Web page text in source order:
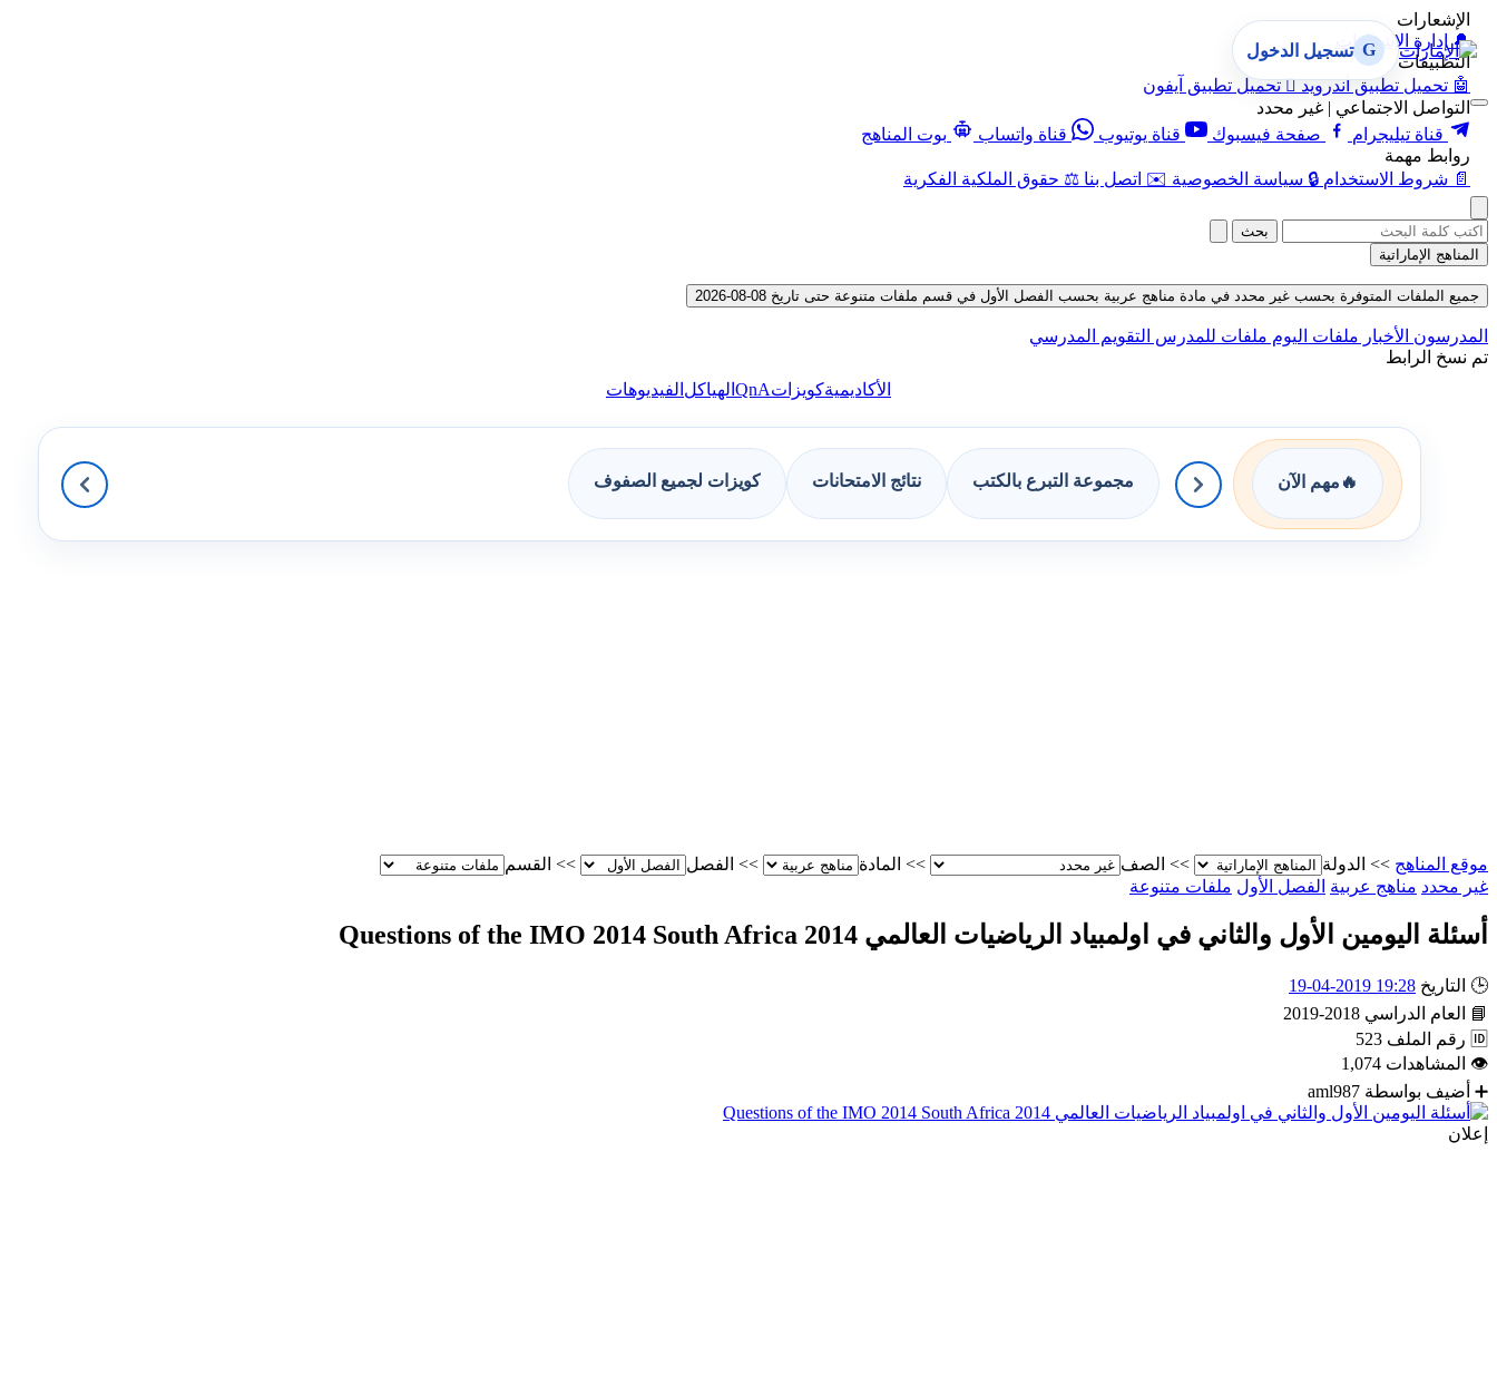
الإشعارات
🔔 إدارة الإشعارات
التطبيقات
🤖 تحميل تطبيق أندرويد  تحميل تطبيق آيفون
التواصل الاجتماعي | غير محدد
قناة تيليجرام
صفحة فيسبوك قناة يوتيوب قناة واتساب
بوت المناهج
روابط مهمة
📄 شروط الاستخدام 🔒 سياسة الخصوصية ✉️ اتصل بنا ⚖️ حقوق الملكية الفكرية
G تسجيل الدخول
بحث
المناهج الإماراتية
جميع الملفات المتوفرة بحسب غير محدد في مادة مناهج عربية بحسب الفصل الأول في قسم ملفات متنوعة حتى تاريخ 08-08-2026
المدرسون الأخبار ملفات اليوم ملفات للمدرس التقويم المدرسي
تم نسخ الرابط
الأكاديميةكويزاتQnA الهياكل الفيديوهات
🔥 مهم الآن مجموعة التبرع بالكتب نتائج الامتحانات كويزات لجميع الصفوف
موقع المناهج >> الدولة >> الصف >> المادة >> الفصل >> القسم
غير محدد مناهج عربية الفصل الأول ملفات متنوعة
أسئلة اليومين الأول والثاني في اولمبياد الرياضيات العالمي 2014 Questions of the IMO 2014 South Africa
🕒 التاريخ 19:28 2019-04-19
📘
العام الدراسي 2018-2019
🆔 رقم الملف 523
👁 المشاهدات 1,074
➕ أضيف بواسطة aml987
إعلان